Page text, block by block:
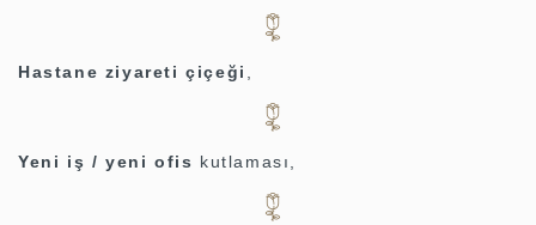
Hastane ziyareti çiçeği
Yeni iş / yeni ofis kutlaması,